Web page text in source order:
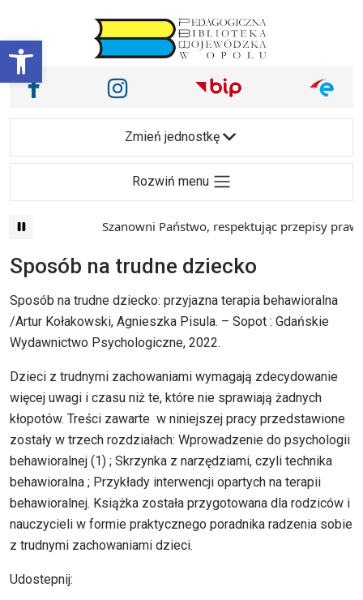
Otwórz pasek narzędzi
Main Navigation
Nasze media społecznościowe i inne
Facebook Instagram
Zmień jednostkę
Rozwiń menu
Szanowni Państwo, respektując przepisy
Sposób na trudne dziecko
Sposób na trudne dziecko: przyjazna terapia behawioralna
/Artur Kołakowski, Agnieszka Pisula. – Sopot : Gdańskie
Wydawnictwo Psychologiczne, 2022.
Dzieci z trudnymi zachowaniami wymagają zdecydowanie
więcej uwagi i czasu niż te, które nie sprawiają żadnych
kłopotów. Treści zawarte w niniejszej pracy przedstawione
zostały w trzech rozdziałach: Wprowadzenie do psychologii
behawioralnej (1) ; Skrzynka z narzędziami, czyli technika
behawioralna ; Przykłady interwencji opartych na terapii
behawioralnej. Książka została przygotowana dla rodziców i
nauczycieli w formie praktycznego poradnika radzenia sobie
z trudnymi zachowaniami dzieci.
Udostepnij: